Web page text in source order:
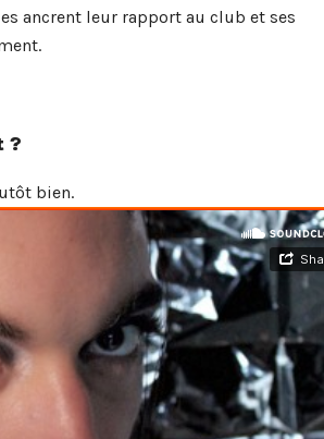
ancrent leur rapport au club et ses
?
bien.